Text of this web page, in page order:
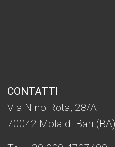
CONTATTI
Via Nino Rota, 28/A
70042 Mola di Bari (BA)